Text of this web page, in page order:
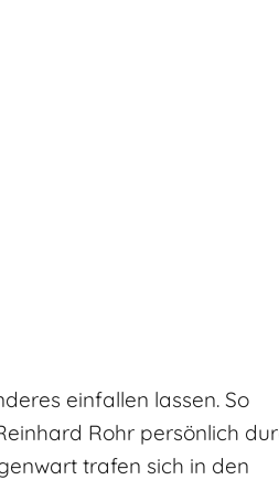
einfallen lassen. So
Rohr persönlich
trafen sich in den